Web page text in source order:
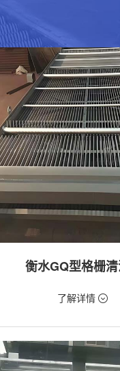
衡水GQ型格栅
价格：1899元/台
机
用途：泵站,污水处理,水电站,自
工程
了解详情